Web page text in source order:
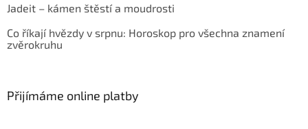
Jadeit – kámen štěstí a moudrosti
Co říkají hvězdy v srpnu: Horoskop pro všechna znamení
zvěrokruhu
Přijímáme online platby